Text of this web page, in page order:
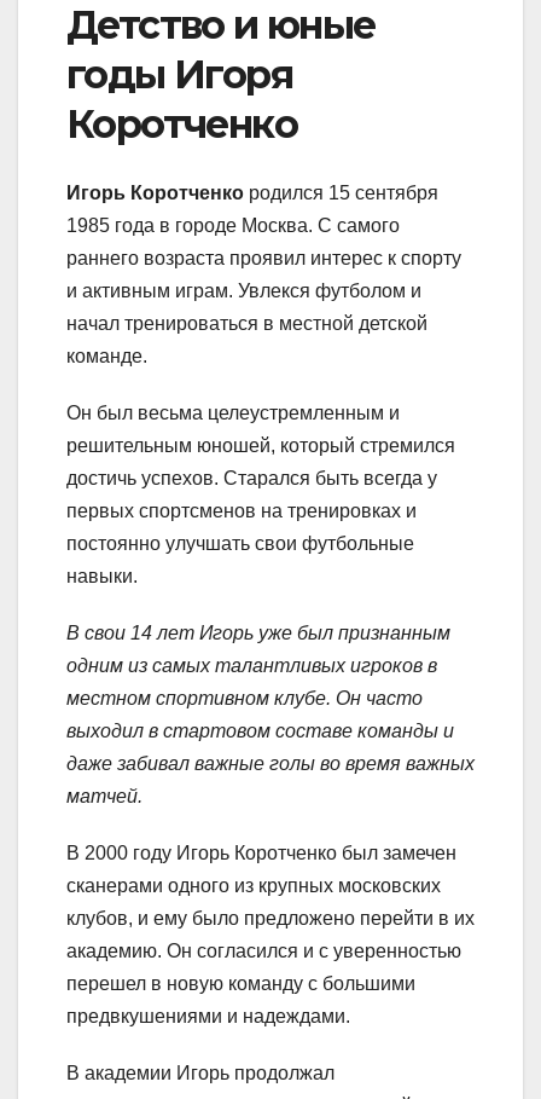
Детство и юные
годы Игоря
Коротченко
Игорь Коротченко родился 15 сентября
1985 года в городе Москва. С самого
раннего возраста проявил интерес к спорту
и активным играм. Увлекся футболом и
начал тренироваться в местной детской
команде.
Он был весьма целеустремленным и
решительным юношей, который стремился
достичь успехов. Старался быть всегда у
первых спортсменов на тренировках и
постоянно улучшать свои футбольные
навыки.
В свои 14 лет Игорь уже был признанным
одним из самых талантливых игроков в
местном спортивном клубе. Он часто
выходил в стартовом составе команды и
даже забивал важные голы во время важных
матчей.
В 2000 году Игорь Коротченко был замечен
сканерами одного из крупных московских
клубов, и ему было предложено перейти в их
академию. Он согласился и с уверенностью
перешел в новую команду с большими
предвкушениями и надеждами.
В академии Игорь продолжал